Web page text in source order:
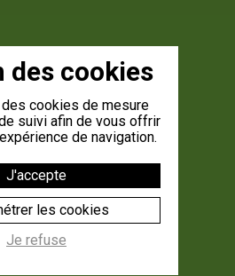
des cookies
cookies de mesure
suivi afin de vous offrir
de navigation.
J'accepte
les cookies
Je refuse